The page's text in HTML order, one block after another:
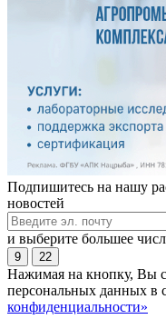
Подпишитесь на нашу
новостей
и выберите большее
9 22
Нажимая на кнопку, Вы
персональных данных в
конфиденциальности»